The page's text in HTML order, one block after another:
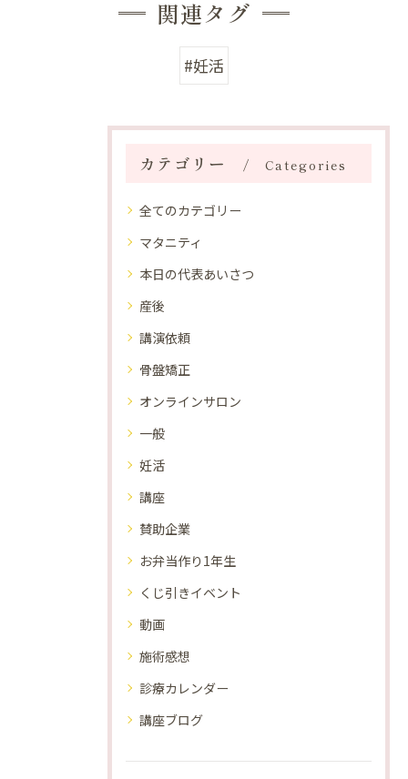
関連タグ
#妊活
カテゴリー Categories
全てのカテゴリー
マタニティ
本日の代表あいさつ
産後
講演依頼
骨盤矯正
オンラインサロン
一般
妊活
講座
賛助企業
お弁当作り1年生
くじ引きイベント
動画
施術感想
診療カレンダー
講座ブログ